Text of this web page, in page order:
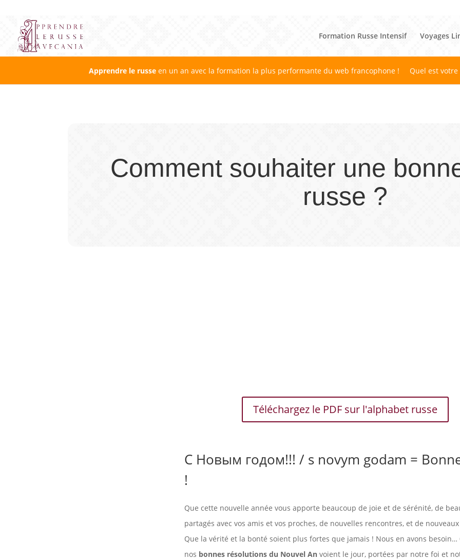
Formation Russe Intensif Voyages
Apprendre le russe en un an avec la formation la plus performante du web francophone ! Quel est votre
Comment souhaiter une
russe ?
Téléchargez le PDF sur l'alphabet russe
С Новым годом!!! / s novym godam =
!
Que cette nouvelle année vous apporte beaucoup de joie et de sérénité, de
partagés avec vos amis et vos proches, de nouvelles rencontres, et de nouveaux
Que la vérité et la bonté soient plus fortes que jamais ! Nous en avons besoin…
nos bonnes résolutions du Nouvel An voient le jour, portées par notre foi et